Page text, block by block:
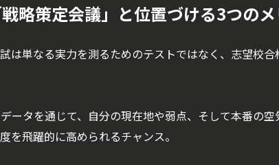
略策定会議」と位置づける3つの
は単なる実力を測るためのテストではなく、志望校合
ータを通じて、自分の現在地や弱点、そして本番の
を飛躍的に高められるチャンス。